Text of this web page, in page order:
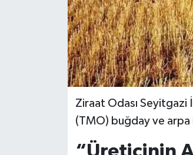
Ziraat Odası Seyitgazi
(TMO) buğday ve arpa